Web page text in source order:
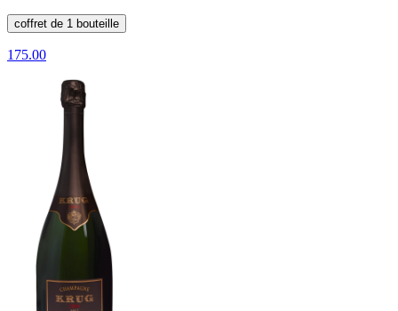
coffret de 1 bouteille
175.00